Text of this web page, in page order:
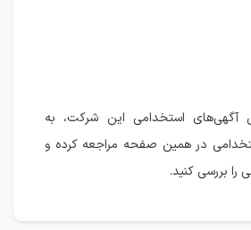
آگهی‌های استخدامی این شرکت، به
در همین صفحه مراجعه کرده و
بررسی کنید.